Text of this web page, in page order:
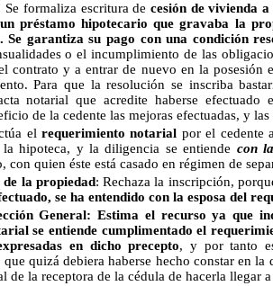
Se formaliza escritura decesión de vivienda
préstamo hipotecario que gravaba la
Se garantiza su pago con una condición
o el incumplimiento de las
contrato y a entrar de nuevo en la
Para que la resolución se inscriba
notarial que acredite haberse efectuado
de la cedente las mejoras efectuadas, y las
el requerimiento notarial por el cedente
hipoteca, y la diligencia se entiende con
con quien éste está casado en régimen de
la propiedad: Rechaza la inscripción,
se ha entendido con la esposa del
General: Estima el recurso ya que
se entiende cumplimentado el
en dicho precepto, y por tanto
quizá debiera haberse hecho constar en
de la receptora de la cédula de hacerla llegar a